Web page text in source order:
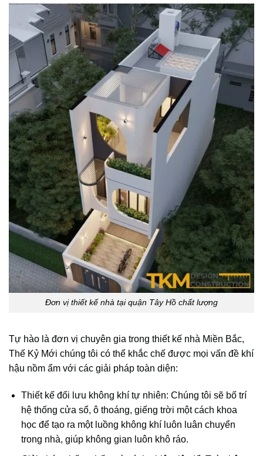
Đơn vị thiết kế nhà tại quận Tây Hồ chất lượng
Tự hào là đơn vị chuyên gia trong thiết kế nhà Miền Bắc,
Thế Kỷ Mới chúng tôi có thể khắc chế được mọi vấn đề khí
hậu nồm ẩm với các giải pháp toàn diện:
Thiết kế đối lưu không khí tự nhiên: Chúng tôi sẽ bố trí
hệ thống cửa sổ, ô thoáng, giếng trời một cách khoa
học để tạo ra một luồng không khí luôn luân chuyển
trong nhà, giúp không gian luôn khô ráo.